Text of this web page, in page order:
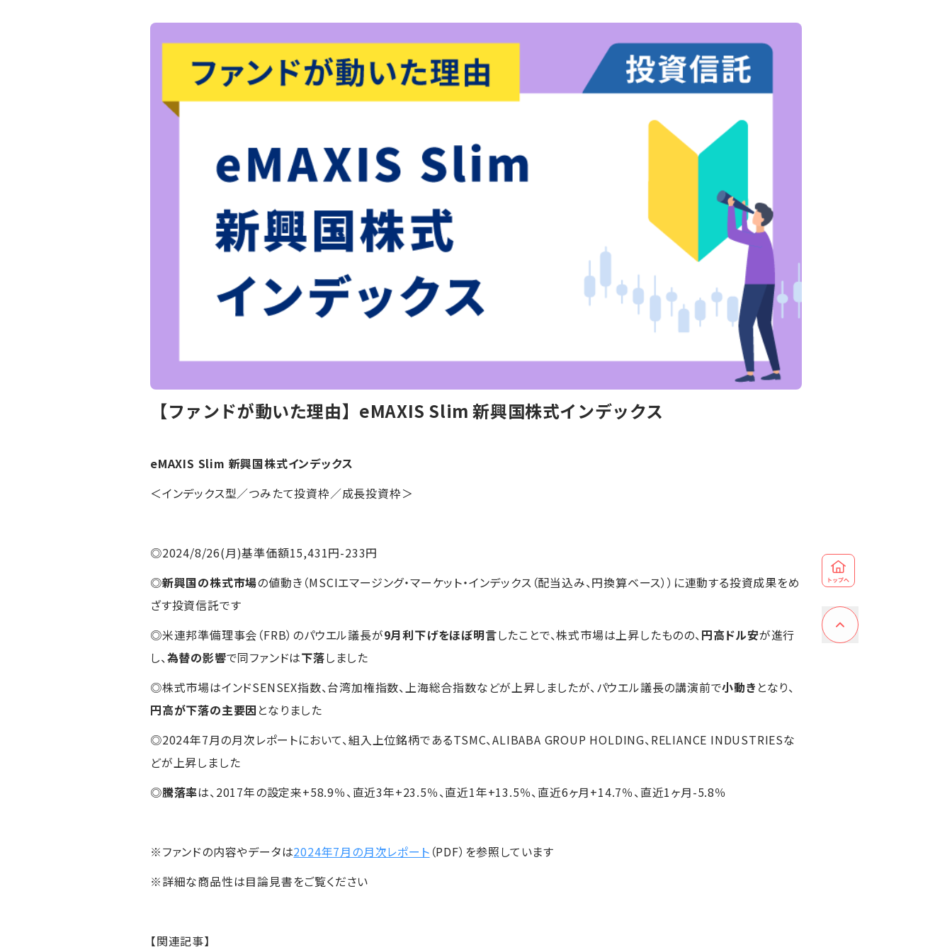
【ファンドが動いた理由】eMAXIS Slim 新興国株式インデックス
eMAXIS Slim 新興国株式インデックス
＜インデックス型／つみたて投資枠／成長投資枠＞
◎2024/8/26(月)基準価額15,431円-233円
◎新興国の株式市場の値動き（MSCIエマージング・マーケット・インデックス（配当込み、円換算ベース））に連動する投資成果をめ
ざす投資信託です
◎米連邦準備理事会（FRB）のパウエル議長が9月利下げをほぼ明言したことで、株式市場は上昇したものの、 円高ドル安が進行
し、為替の影響で同ファンドは下落しました
◎株式市場はインドSENSEX指数、台湾加権指数、上海総合指数などが上昇しましたが、パウエル議長の講演前で小動き となり、
円高が下落の主要因 となりました
◎2024年7月の月次レポートにおいて、組入上位銘柄であるTSMC、ALIBABA GROUP HOLDING、RELIANCE INDUSTRIESな
どが上昇しました
◎騰落率は、2017年の設定来+58.9％、直近3年+23.5％、直近1年+13.5％、直近6ヶ月+14.7％、直近1ヶ月-5.8％
※ファンドの内容やデータは2024年7月の月次レポート （PDF）を参照しています
※詳細な商品性は目論見書をご覧ください
【関連記事】